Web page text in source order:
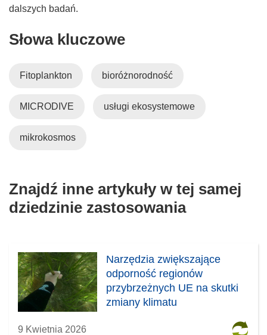
dalszych badań.
Słowa kluczowe
Fitoplankton bioróżnorodność
MICRODIVE usługi ekosystemowe
mikrokosmos
Znajdź inne artykuły w tej samej
dziedzinie zastosowania
Narzędzia zwiększające
odporność regionów
przybrzeżnych UE na skutki
zmiany klimatu
9 Kwietnia 2026